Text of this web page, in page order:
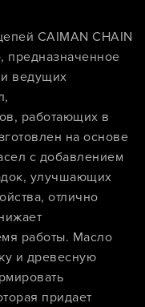
CAIMAN CHAIN
предназначенное
ведущих
работающих в
на основе
с добавлением
улучшающих
отлично
работы. Масло
и древесную
придает